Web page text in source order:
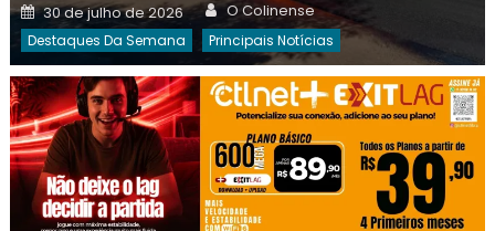
Posted
on
30 de julho de 2026 Author
O Colinense
Destaques Da Semana Principais Notícias